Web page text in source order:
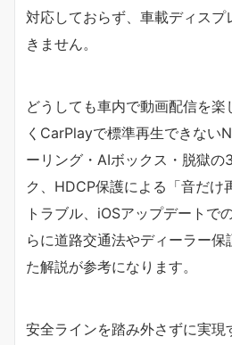
対応しておらず、車載ディス
きません。
どうしても車内で動画配信を楽
くCarPlayで標準再生できない
ーリング・AIボックス・脱獄の
ク、HDCP保護による「音だけ
トラブル、iOSアップデートで
らに道路交通法やディーラー保
た解説が参考になります。
安全ラインを踏み外さずに実現